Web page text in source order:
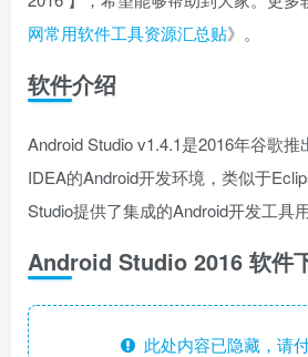
网常用软件工具资源汇总贴》。
软件介绍
Android Studio v1.4.1是2016年谷歌
IDEA的Android开发环境，类似于
Studio提供了集成的Android开发工具
Android Studio 2016 软件
此处内容已隐藏，请